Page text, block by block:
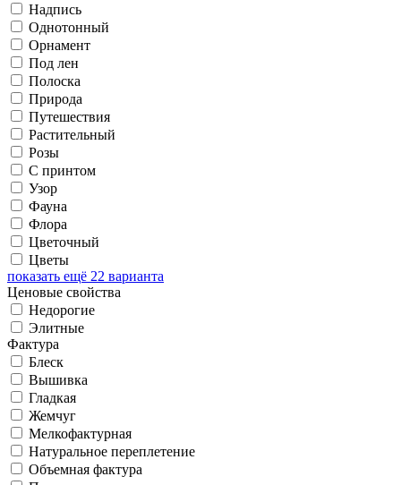
Надпись
Однотонный
Орнамент
Под лен
Полоска
Природа
Путешествия
Растительный
Розы
С принтом
Узор
Фауна
Флора
Цветочный
Цветы
показать ещё 22 варианта
Ценовые свойства
Недорогие
Элитные
Фактура
Блеск
Вышивка
Гладкая
Жемчуг
Мелкофактурная
Натуральное переплетение
Объемная фактура